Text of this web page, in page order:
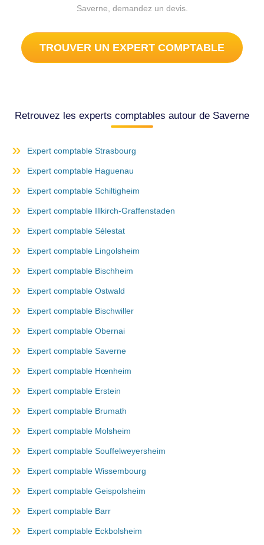
Saverne, demandez un devis.
TROUVER UN EXPERT COMPTABLE
Retrouvez les experts comptables autour de Saverne
Expert comptable Strasbourg
Expert comptable Haguenau
Expert comptable Schiltigheim
Expert comptable Illkirch-Graffenstaden
Expert comptable Sélestat
Expert comptable Lingolsheim
Expert comptable Bischheim
Expert comptable Ostwald
Expert comptable Bischwiller
Expert comptable Obernai
Expert comptable Saverne
Expert comptable Hœnheim
Expert comptable Erstein
Expert comptable Brumath
Expert comptable Molsheim
Expert comptable Souffelweyersheim
Expert comptable Wissembourg
Expert comptable Geispolsheim
Expert comptable Barr
Expert comptable Eckbolsheim